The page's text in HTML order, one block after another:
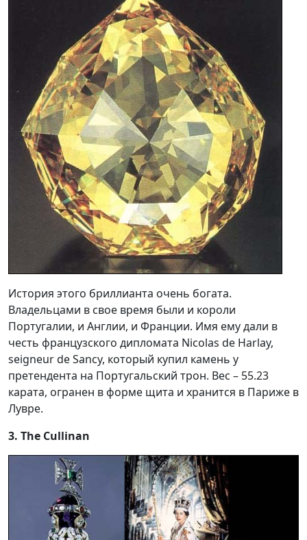
История этого бриллианта очень богата.
Владельцами в свое время были и короли
Португалии, и Англии, и Франции. Имя ему дали в
честь французского дипломата Nicolas de Harlay,
seigneur de Sancy, который купил камень у
претендента на Португальский трон. Вес – 55.23
карата, огранен в форме щита и хранится в Париже в
Лувре.
3. The Cullinan